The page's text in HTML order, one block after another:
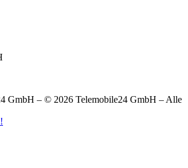
GmbH – © 2026 Telemobile24 GmbH – Alle